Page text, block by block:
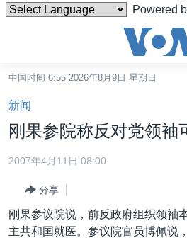
Powered
碍
链
接
跳
转
容
中国
港澳
国际
中国时间 6:55 2026年8月9日 星期日
新闻
刚果参院称反对党领袖
2007年4月11日 08:00
分享
刚果参议院说，前反政府组织领袖
主共和国就医。参议院官员博佩说